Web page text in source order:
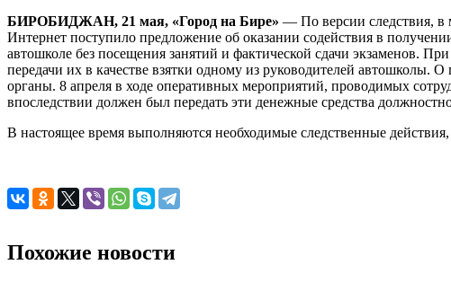
даче
взятки
БИРОБИДЖАН, 21 мая, «Город на Бире» — По версии следствия, в
Интернет поступило предложение об оказании содействия в
автошколе без посещения занятий и фактической сдачи экзаменов.
передачи их в качестве взятки одному из руководителей
органы. 8 апреля в ходе оперативных мероприятий, проводимых
впоследствии должен был передать эти денежные средства
В настоящее время выполняются необходимые следственные
Похожие новости